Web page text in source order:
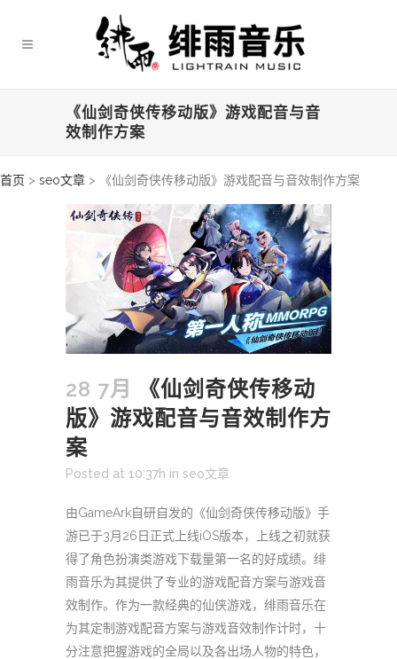
《仙剑奇侠传移动版》游戏配音与音
效制作方案
首页 > seo文章 > 《仙剑奇侠传移动版》游戏配音与音效制作方案
28 7月
《仙剑奇侠传移动
版》游戏配音与音效制作方
案
Posted at 10:37h in seo文章
由GameArk自研自发的《仙剑奇侠传移动版》手
游已于3月26日正式上线iOS版本，上线之初就获
得了角色扮演类游戏下载量第一名的好成绩。绯
雨音乐为其提供了专业的游戏配音方案与游戏音
效制作。作为一款经典的仙侠游戏，绯雨音乐在
为其定制游戏配音方案与游戏音效制作计时，十
分注意把握游戏的全局以及各出场人物的特色，